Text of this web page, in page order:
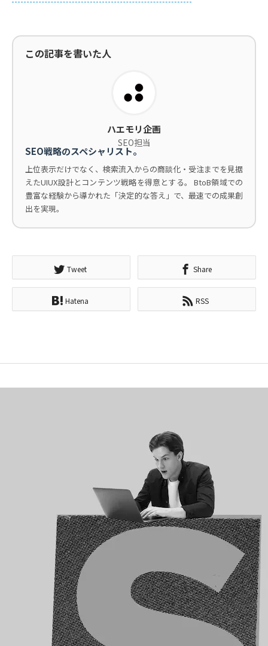
この記事を書いた人
ハエモリ企画
SEO担当
SEO戦略のスペシャリスト。
上位表示だけでなく、検索流入からの商談化・受注までを見据
えたUIUX設計とコンテンツ戦略を得意とする。 BtoB領域での
豊富な経験から導かれた「決定的な答え」で、最速での成果創
出を実現。
Tweet Share
Hatena RSS